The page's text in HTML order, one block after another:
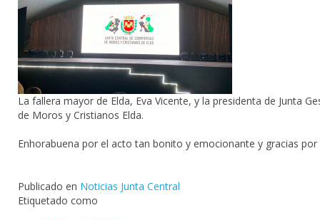
La fallera mayor de Elda, Eva Vicente, y la presidenta de Junta
de Moros y Cristianos Elda.
Enhorabuena por el acto tan bonito y emocionante y gracias
Publicado en Noticias Junta Central
Etiquetado como